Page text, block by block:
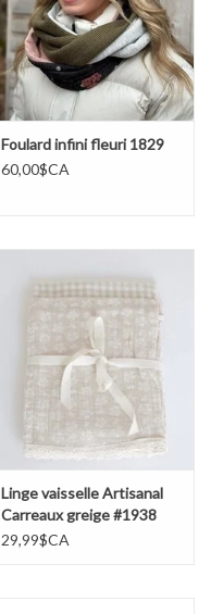
Foulard infini fleuri 1829
60,00$CA
Linge vaisselle Artisanal
Carreaux greige #1938
29,99$CA